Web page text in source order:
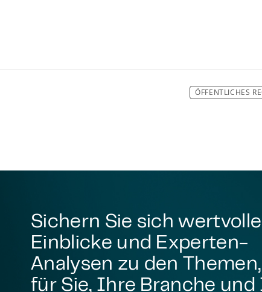
ÖFFENTLICHES
Sichern Sie sich wertvolle
Einblicke und Experten-
Analysen zu den
für Sie, Ihre Branche